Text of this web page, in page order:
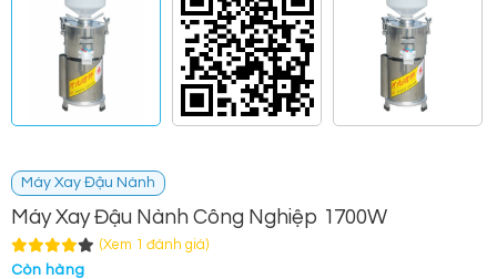
Máy Xay Đậu Nành
Máy Xay Đậu Nành Công Nghiệp 1700W
(Xem 1 đánh giá)
Còn hàng